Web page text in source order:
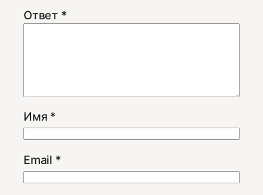
Ответ *
Имя *
Email *